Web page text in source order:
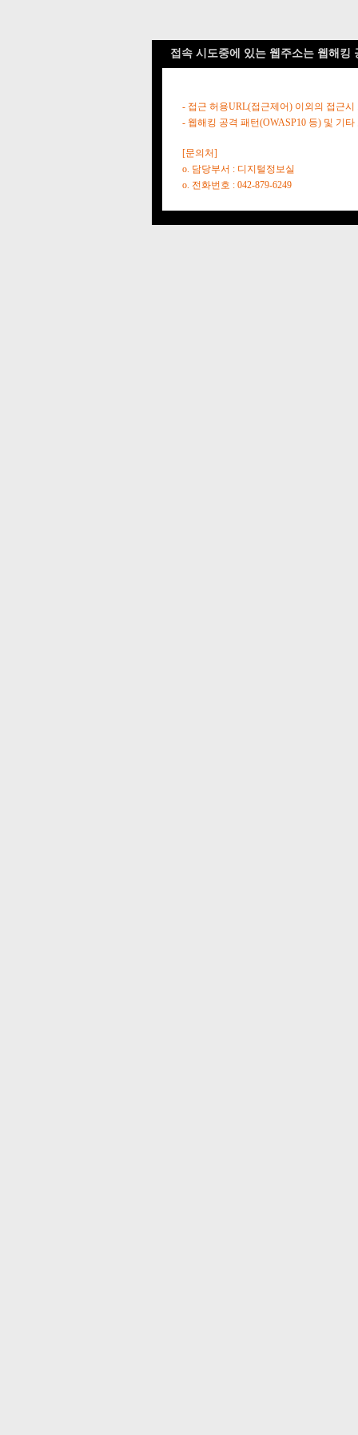
접속 시도중에 있는 웹주소는 웹해킹
- 접근 허용URL(접근제어) 이외의 접근시
- 웹해킹 공격 패턴(OWASP10 등) 및 기
[문의처]
o. 담당부서 : 디지털정보실
o. 전화번호 : 042-879-6249